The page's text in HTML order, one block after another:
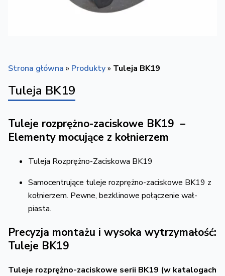
Strona główna » Produkty» Tuleja BK19
Tuleja BK19
Tuleje rozprężno-zaciskowe BK19 –
Elementy mocujące z kołnierzem
Tuleja Rozprężno-Zaciskowa BK19
Samocentrujące tuleje rozprężno-zaciskowe BK19 z
kołnierzem. Pewne, bezklinowe połączenie wał-
piasta.
Precyzja montażu i wysoka wytrzymałość:
Tuleje BK19
Tuleje rozprężno-zaciskowe serii BK19 (w katalogach